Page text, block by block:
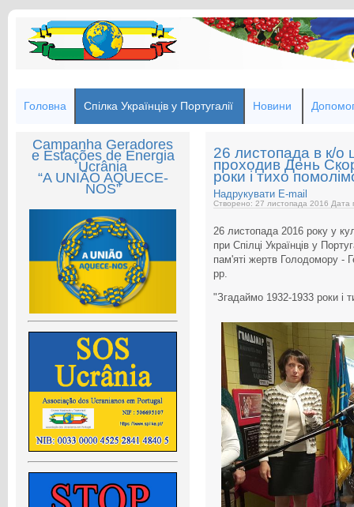
Головна Спілка Українців у Португалії Новини
Campanha Geradores
e Estações de Energia
Ucrânia
“A UNIÃO AQUECE-
NOS”
26 листопада в к/о
проходив День
роки і тихо
Надрукувати E-mail
Створено: 27 листопада 2016 Дата
26 листопада 2016 року у
при Спілці Українців у
пам'яті жертв Голодомору -
рр.
"Згадаймо 1932-1933 роки і